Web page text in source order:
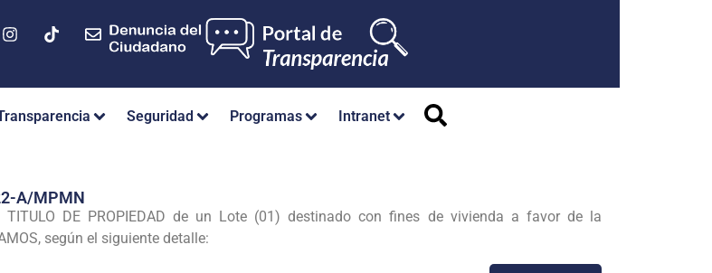
Seguridad Programas Intranet
A/MPMN
TITULO DE PROPIEDAD de un Lote (01) destinado con fines de vivienda a favor de la
según el siguiente detalle: